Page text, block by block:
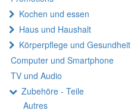
Kochen und essen
Haus und Haushalt
Körperpflege und Gesundheit
Computer und Smartphone
TV und Audio
Zubehöre - Teile
Autres